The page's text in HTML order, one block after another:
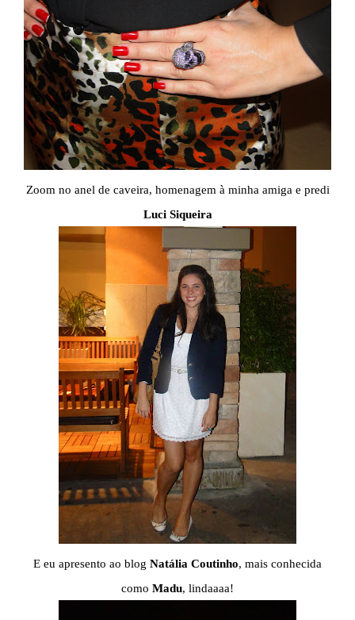
Zoom no anel de caveira, homenagem à minha amiga e predi
Luci Siqueira
E eu apresento ao blog Natália Coutinho, mais conhecida
como Madu, lindaaaa!